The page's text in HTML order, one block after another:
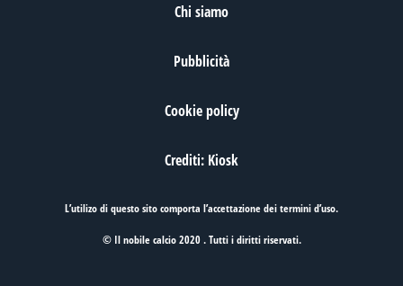
Chi siamo
Pubblicità
Cookie policy
Crediti: Kiosk
L’utilizo di questo sito comporta l’accettazione deitermini d’uso.
© Il nobile calcio 2020 . Tutti i diritti riservati.